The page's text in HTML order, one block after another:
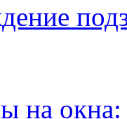
на